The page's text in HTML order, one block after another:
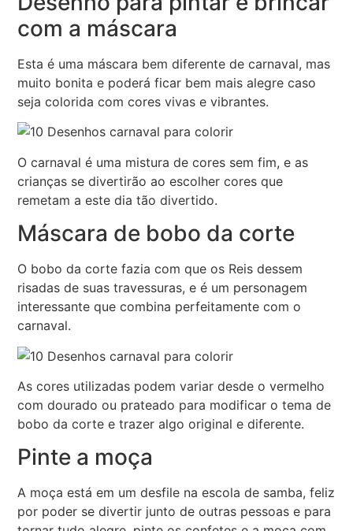
com a máscara
Esta é uma máscara bem diferente de carnaval, mas
muito bonita e poderá ficar bem mais alegre caso
seja colorida com cores vivas e vibrantes.
O carnaval é uma mistura de cores sem fim, e as
crianças se divertirão ao escolher cores que
remetam a este dia tão divertido.
Máscara de bobo da corte
O bobo da corte fazia com que os Reis dessem
risadas de suas travessuras, e é um personagem
interessante que combina perfeitamente com o
carnaval.
As cores utilizadas podem variar desde o vermelho
com dourado ou prateado para modificar o tema de
bobo da corte e trazer algo original e diferente.
Pinte a moça
A moça está em um desfile na escola de samba, feliz
por poder se divertir junto de outras pessoas e para